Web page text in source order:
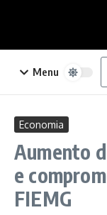
Menu
Economia
Aumento
e
FIEMG